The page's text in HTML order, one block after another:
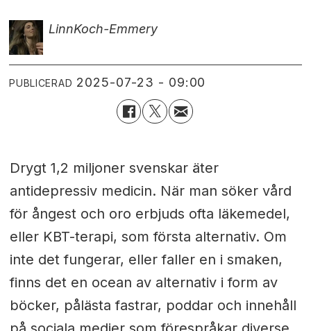
LinnKoch-Emmery
PUBLICERAD 2025-07-23 - 09:00
Drygt 1,2 miljoner svenskar äter
antidepressiv medicin. När man söker vård
för ångest och oro erbjuds ofta läkemedel,
eller KBT-terapi, som första alternativ. Om
inte det fungerar, eller faller en i smaken,
finns det en ocean av alternativ i form av
böcker, pålästa fastrar, poddar och innehåll